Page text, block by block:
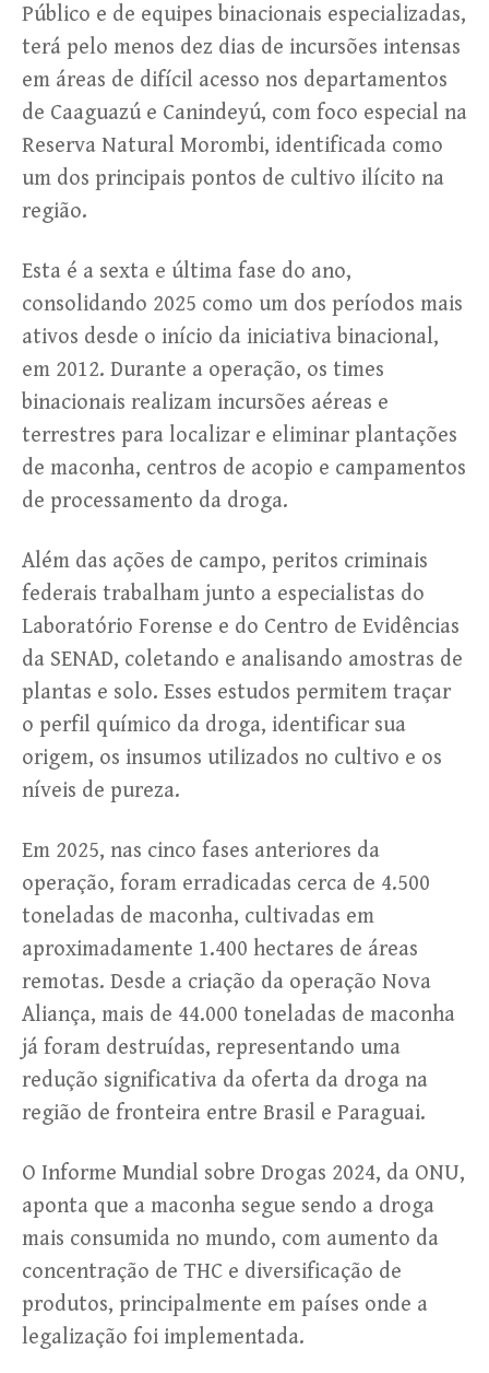
Público e de equipes binacionais especializadas,
terá pelo menos dez dias de incursões intensas
em áreas de difícil acesso nos departamentos
de Caaguazú e Canindeyú, com foco especial na
Reserva Natural Morombi, identificada como
um dos principais pontos de cultivo ilícito na
região.
Esta é a sexta e última fase do ano,
consolidando 2025 como um dos períodos mais
ativos desde o início da iniciativa binacional,
em 2012. Durante a operação, os times
binacionais realizam incursões aéreas e
terrestres para localizar e eliminar plantações
de maconha, centros de acopio e campamentos
de processamento da droga.
Além das ações de campo, peritos criminais
federais trabalham junto a especialistas do
Laboratório Forense e do Centro de Evidências
da SENAD, coletando e analisando amostras de
plantas e solo. Esses estudos permitem traçar
o perfil químico da droga, identificar sua
origem, os insumos utilizados no cultivo e os
níveis de pureza.
Em 2025, nas cinco fases anteriores da
operação, foram erradicadas cerca de 4.500
toneladas de maconha, cultivadas em
aproximadamente 1.400 hectares de áreas
remotas. Desde a criação da operação Nova
Aliança, mais de 44.000 toneladas de maconha
já foram destruídas, representando uma
redução significativa da oferta da droga na
região de fronteira entre Brasil e Paraguai.
O Informe Mundial sobre Drogas 2024, da ONU,
aponta que a maconha segue sendo a droga
mais consumida no mundo, com aumento da
concentração de THC e diversificação de
produtos, principalmente em países onde a
legalização foi implementada.